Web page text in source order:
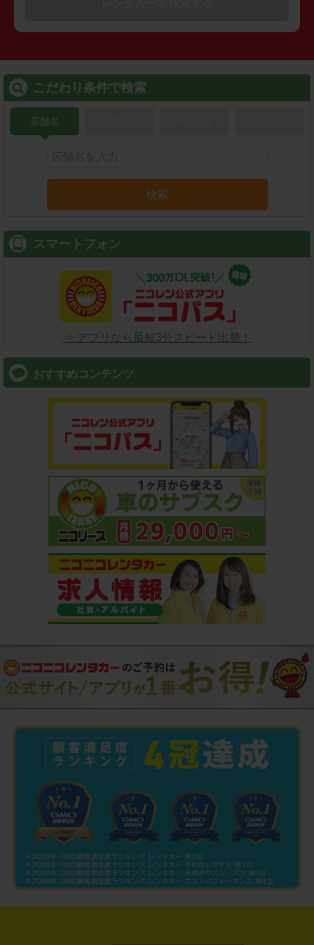
こだわり条件で検索
店舗名
検索
スマートフォン
⇒ アプリなら最短3分スピード出発！
おすすめコンテンツ